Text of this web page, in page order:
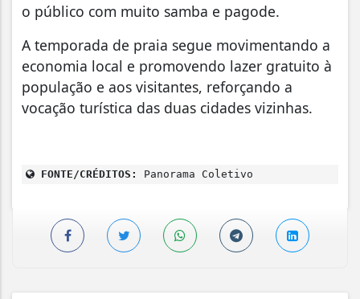
o público com muito samba e pagode.
A temporada de praia segue movimentando a
economia local e promovendo lazer gratuito à
população e aos visitantes, reforçando a
vocação turística das duas cidades vizinhas.
FONTE/CRÉDITOS: Panorama Coletivo